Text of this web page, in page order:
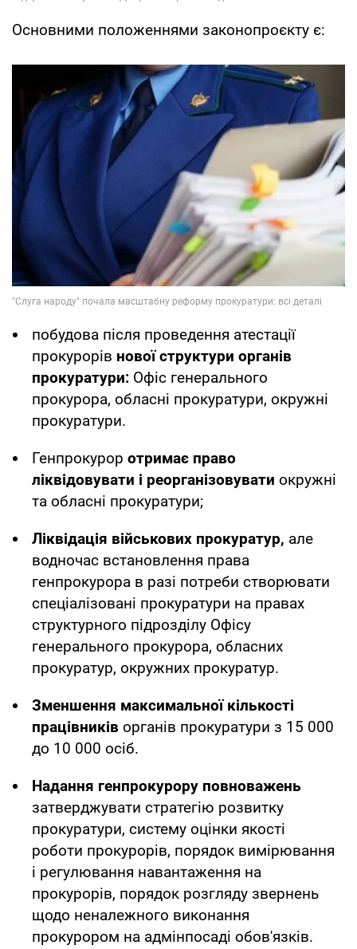
Основними положеннями законопроєкту є:
побудова після проведення атестації
прокурорів нової структури органів
прокуратури: Офіс генерального
прокурора, обласні прокуратури, окружні
прокуратури.
Генпрокурор отримає право
ліквідовувати і реорганізовувати окружні
та обласні прокуратури;
Ліквідація військових прокуратур, але
водночас встановлення права
генпрокурора в разі потреби створювати
спеціалізовані прокуратури на правах
структурного підрозділу Офісу
генерального прокурора, обласних
прокуратур, окружних прокуратур.
Зменшення максимальної кількості
працівників органів прокуратури з 15 000
до 10 000 осіб.
Надання генпрокурору повноважень
затверджувати стратегію розвитку
прокуратури, систему оцінки якості
роботи прокурорів, порядок вимірювання
і регулювання навантаження на
прокурорів, порядок розгляду звернень
щодо неналежного виконання
прокурором на адмінпосаді обов'язків.